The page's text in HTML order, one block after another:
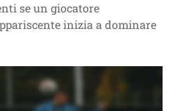
se un giocatore
inizia a dominare